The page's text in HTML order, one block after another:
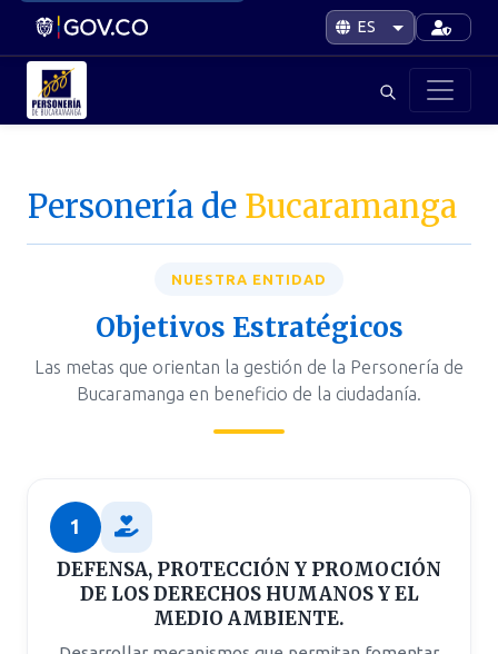
Personería de Bucaramanga
NUESTRA ENTIDAD
Objetivos Estratégicos
Las metas que orientan la gestión de la Personería de
Bucaramanga en beneficio de la ciudadanía.
1
DEFENSA, PROTECCIÓN Y PROMOCIÓN
DE LOS DERECHOS HUMANOS Y EL
MEDIO AMBIENTE.